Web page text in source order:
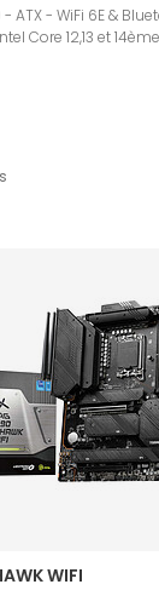
ATX - WiFi 6E &
Core 12,13 et
WIFI